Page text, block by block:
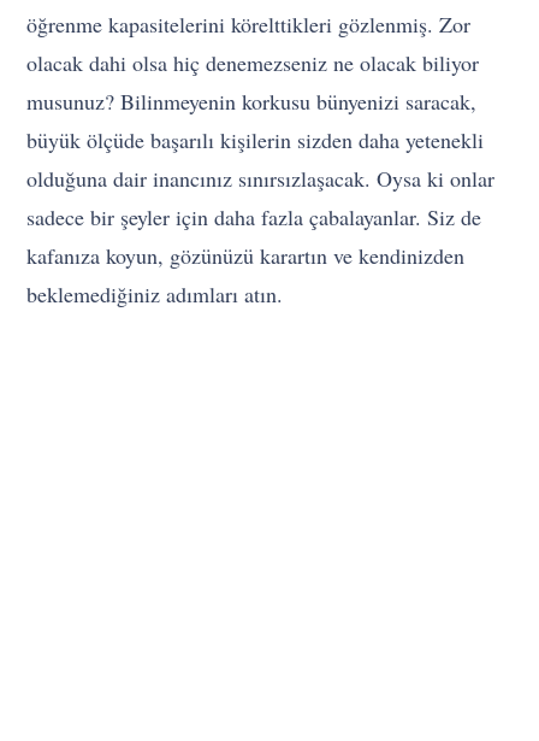
öğrenme kapasitelerini körelttikleri gözlenmiş. Zor
olacak dahi olsa hiç denemezseniz ne olacak biliyor
musunuz? Bilinmeyenin korkusu bünyenizi saracak,
büyük ölçüde başarılı kişilerin sizden daha yetenekli
olduğuna dair inancınız sınırsızlaşacak. Oysa ki onlar
sadece bir şeyler için daha fazla çabalayanlar. Siz de
kafanıza koyun, gözünüzü karartın ve kendinizden
beklemediğiniz adımları atın.